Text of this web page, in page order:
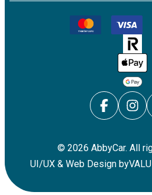
© 2026 AbbyCar. All
UI/UX & Web Design by